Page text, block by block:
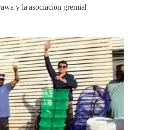
y la asociación gremial